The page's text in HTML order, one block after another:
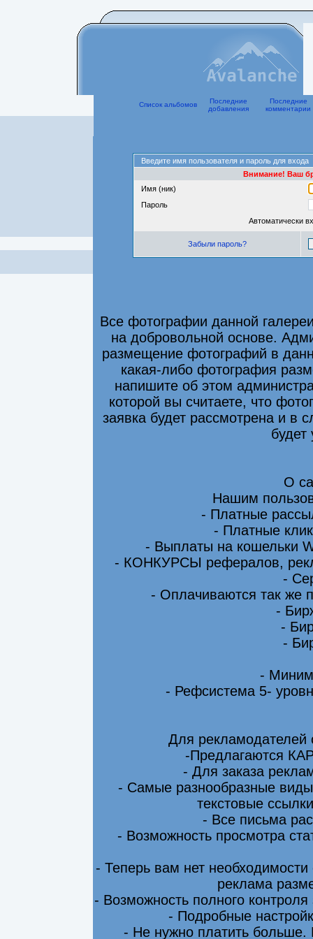
Список альбомов
Последние
добавления
Последние
комментарии
Введите имя пользователя и пароль для входа
Внимание! Ваш
Имя (ник)
Пароль
Автоматически
Забыли пароль?
Все фотографии данной
на добровольной основе.
размещение фотографий в
какая-либо фотография
напишите об этом
которой вы считаете, что
заявка будет рассмотрена и в
будет
О
Нашим
- Платные
- Платные
- Выплаты на кошельки
- КОНКУРСЫ рефералов,
-
- Оплачиваются так же
-
-
-
-
- Рефсистема 5-
Для
-Предлагаются
- Для заказа
- Самые разнообразные
текстовые
- Все письма
- Возможность просмотра
- Теперь вам нет
реклама
- Возможность полного
- Подробные
- Не нужно платить больше.